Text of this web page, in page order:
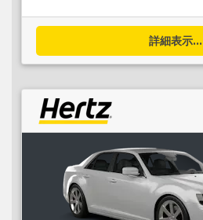
詳細表示...